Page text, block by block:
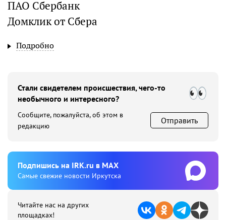
ПАО Сбербанк
Домклик от Сбера
Подробно
Стали свидетелем происшествия, чего-то
необычного и интересного?
Сообщите, пожалуйста, об этом в
редакцию
Отправить
Подпишиcь на IRK.ru в MAX
Cамые свежие новости Иркутска
Читайте нас на других
площадках!